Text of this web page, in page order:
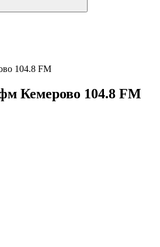
104.8 FM
Кемерово 104.8 FM